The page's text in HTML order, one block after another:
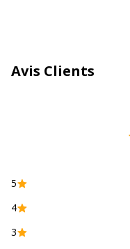
Impact environnemental
Données
Référence produit
Avis Clients
5
4
3